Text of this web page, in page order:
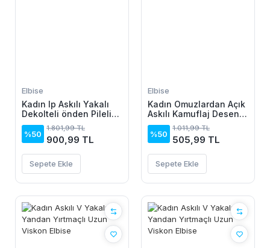
Elbise
Kadın Ip Askılı Yakalı
Dekolteli önden Pileli
Midi Ithal Krep Elbise
%50
1.801,99 TL
900,99 TL
Sepete Ekle
Elbise
Kadın Omuzlardan Açık
Askılı Kamuflaj Desenli
Kısa Süprem Elbise
%50
1.011,99 TL
505,99 TL
Sepete Ekle